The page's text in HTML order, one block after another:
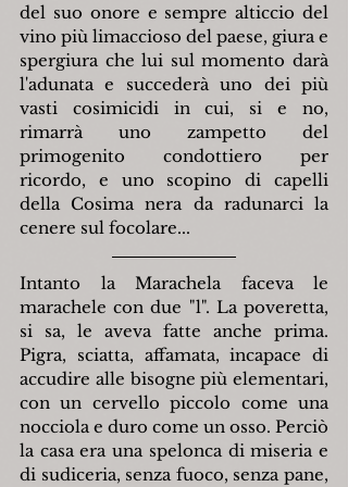
del suo onore e sempre alticcio del
vino più limaccioso del paese, giura e
spergiura che lui sul momento darà
l'adunata e succederà uno dei più
vasti cosimicidi in cui, si e no,
rimarrà uno zampetto del
primogenito condottiero per
ricordo, e uno scopino di capelli
della Cosima nera da radunarci la
cenere sul focolare...
Intanto la Marachela faceva le
marachele con due "l". La poveretta,
si sa, le aveva fatte anche prima.
Pigra, sciatta, affamata, incapace di
accudire alle bisogne più elementari,
con un cervello piccolo come una
nocciola e duro come un osso. Perciò
la casa era una spelonca di miseria e
di sudiceria, senza fuoco, senza pane,